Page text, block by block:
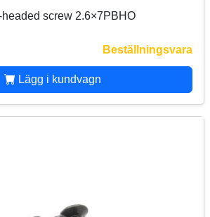
screw 2.6×7PBHO
Beställningsvara
Lägg i kundvagn